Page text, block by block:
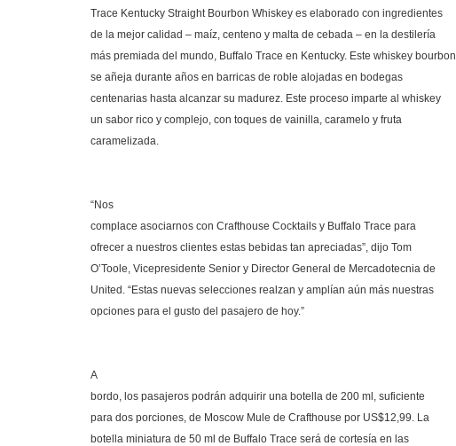
Trace Kentucky Straight Bourbon Whiskey es elaborado con ingredientes
de la mejor calidad – maíz, centeno y malta de cebada – en la destilería
más premiada del mundo, Buffalo Trace en Kentucky. Este whiskey bourbon
se añeja durante años en barricas de roble alojadas en bodegas
centenarias hasta alcanzar su madurez. Este proceso imparte al whiskey
un sabor rico y complejo, con toques de vainilla, caramelo y fruta
caramelizada.
“Nos
complace asociarnos con Crafthouse Cocktails y Buffalo Trace para
ofrecer a nuestros clientes estas bebidas tan apreciadas”, dijo Tom
O’Toole, Vicepresidente Senior y Director General de Mercadotecnia de
United. “Estas nuevas selecciones realzan y amplían aún más nuestras
opciones para el gusto del pasajero de hoy.”
A
bordo, los pasajeros podrán adquirir una botella de 200 ml, suficiente
para dos porciones, de Moscow Mule de Crafthouse por US$12,99. La
botella miniatura de 50 ml de Buffalo Trace será de cortesía en las